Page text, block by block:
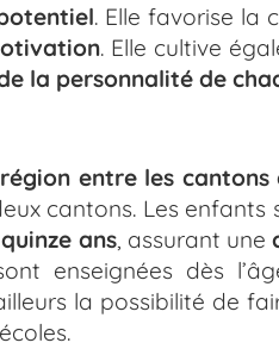
. Elle favorise la
. Elle cultive
la personnalité de
entre les cantons
cantons. Les enfants
ans, assurant une
enseignées dès
la possibilité de